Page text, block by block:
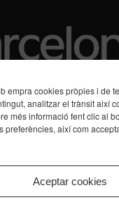
empra cookies pròpies i de
analitzar el trànsit així
més informació fent clic al
preferències, així com
Aceptar cookies
de 2016
Suport Respir
Mental